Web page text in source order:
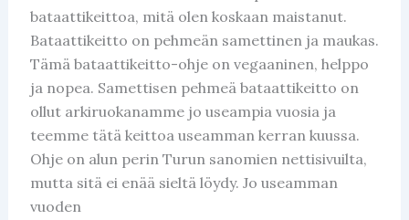
bataattikeittoa, mitä olen koskaan maistanut.
Bataattikeitto on pehmeän samettinen ja maukas.
Tämä bataattikeitto-ohje on vegaaninen, helppo
ja nopea. Samettisen pehmeä bataattikeitto on
ollut arkiruokanamme jo useampia vuosia ja
teemme tätä keittoa useamman kerran kuussa.
Ohje on alun perin Turun sanomien nettisivuilta,
mutta sitä ei enää sieltä löydy. Jo useamman
vuoden